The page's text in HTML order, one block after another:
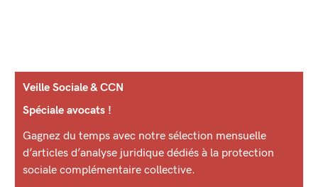
Veille Sociale & CCN
Spéciale avocats !
Gagnez du temps avec notre sélection mensuelle
d’articles d’analyse juridique dédiés à la protection
sociale complémentaire collective.